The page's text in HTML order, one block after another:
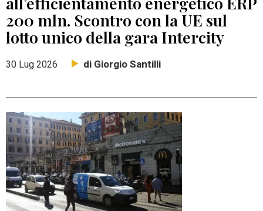
200 mln. Scontro con la UE sul
lotto unico della gara Intercity
30 Lug 2026 di Giorgio Santilli